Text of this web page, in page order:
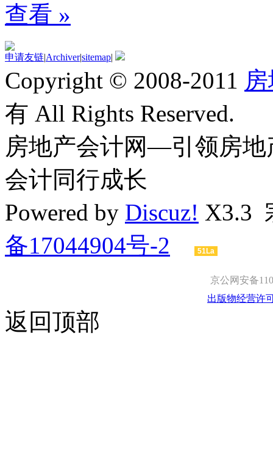
查看 »
申请友链|Archiver|sitemap|
Copyright © 2008-2011
有 All Rights Reserved.
房地产会计网—引领房
会计同行成长
Powered by Discuz! X3.3
备17044904号-2
51La
京公网安备
出版物经营许
返回顶部